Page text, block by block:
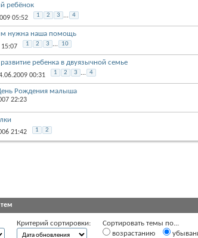
ребёнок
05:52 1 2 3 ... 4
нужна наша помощь
1 2 3 ... 10
ребенка в двуязычной семье
00:31 1 2 3 ... 4
Рождения малыша
22:23
21:42 1 2
Критерий сортировки:
Сортировать темы по...
возрастанию